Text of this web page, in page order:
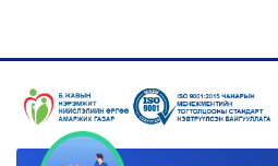
Toggle navigation